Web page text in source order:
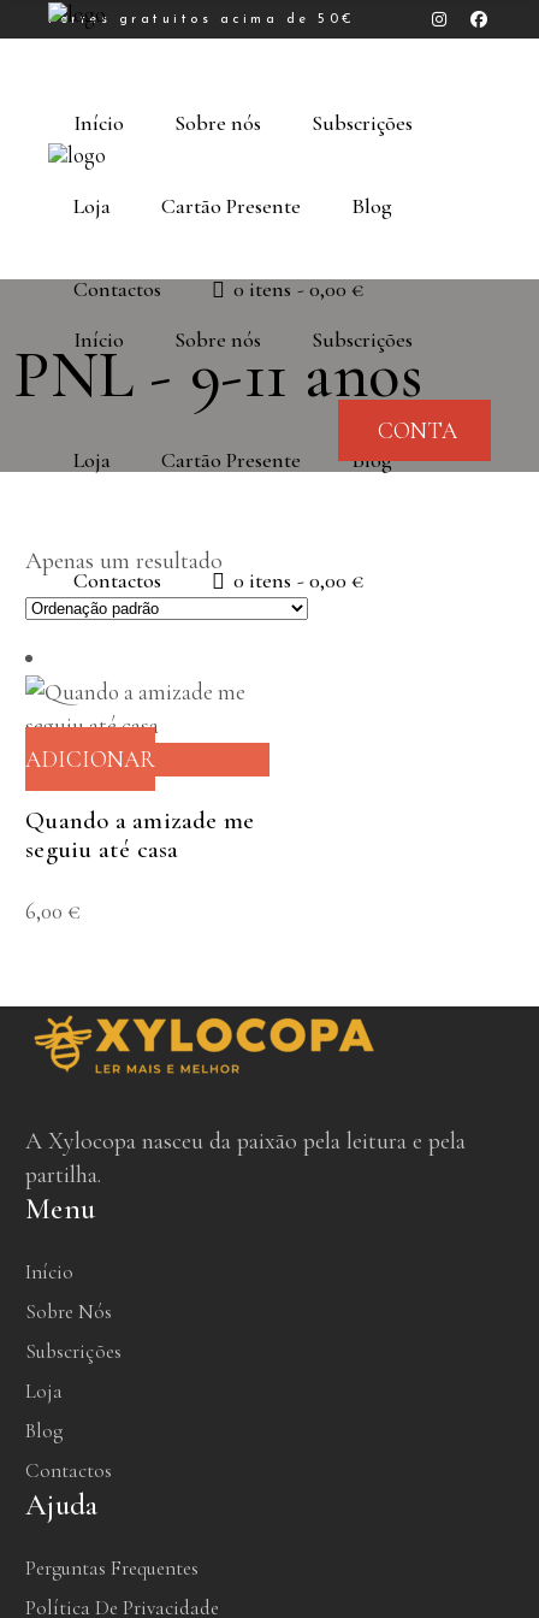
Portes gratuitos acima de 50€
Início Sobre nós Subscrições
Loja Cartão Presente Blog
Contactos 0 itens 0,00 €
CONTA
Início Sobre nós Subscrições
Loja Cartão Presente Blog
Contactos 0 itens 0,00 €
PNL - 9-11 anos
Apenas um resultado
ADICIONAR
Quando a amizade me
seguiu até casa
6,00 €
A Xylocopa nasceu da paixão pela leitura e pela
partilha.
Menu
Início
Sobre Nós
Subscrições
Loja
Blog
Contactos
Ajuda
Perguntas Frequentes
Política De Privacidade